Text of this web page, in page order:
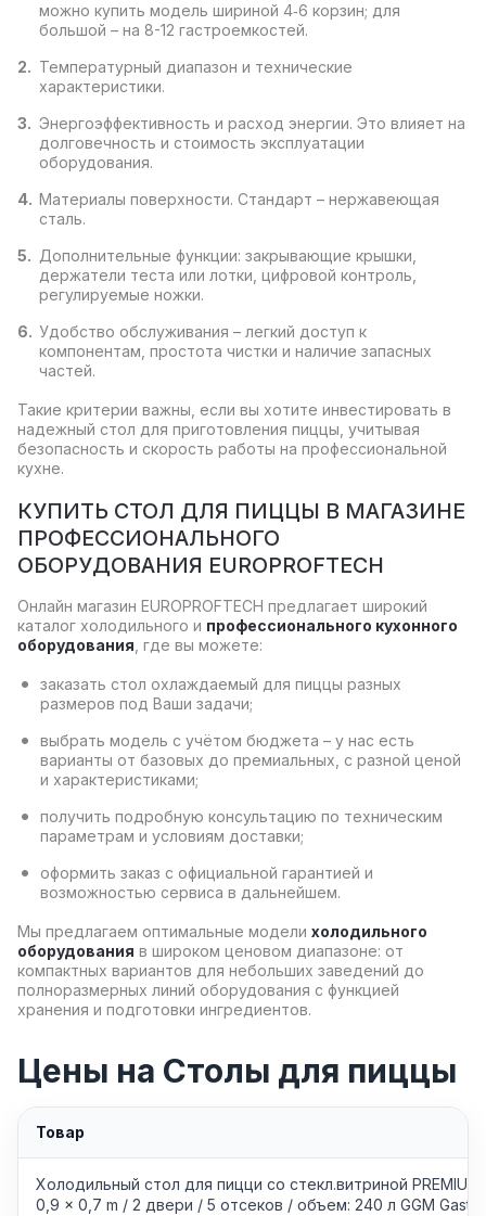
можно купить модель шириной 4‑6 корзин; для
большой – на 8-12 гастроемкостей.
Температурный диапазон и технические
характеристики.
Энергоэффективность и расход энергии. Это влияет на
долговечность и стоимость эксплуатации
оборудования.
Материалы поверхности. Стандарт – нержавеющая
сталь.
Дополнительные функции: закрывающие крышки,
держатели теста или лотки, цифровой контроль,
регулируемые ножки.
Удобство обслуживания – легкий доступ к
компонентам, простота чистки и наличие запасных
частей.
Такие критерии важны, если вы хотите инвестировать в
надежный стол для приготовления пиццы, учитывая
безопасность и скорость работы на профессиональной
кухне.
КУПИТЬ СТОЛ ДЛЯ ПИЦЦЫ В МАГАЗИНЕ
ПРОФЕССИОНАЛЬНОГО
ОБОРУДОВАНИЯ EUROPROFTECH
Онлайн магазин EUROPROFTECH предлагает широкий
каталог холодильного и профессионального кухонного
оборудования , где вы можете:
заказать стол охлаждаемый для пиццы разных
размеров под Ваши задачи;
выбрать модель с учётом бюджета – у нас есть
варианты от базовых до премиальных, с разной ценой
и характеристиками;
получить подробную консультацию по техническим
параметрам и условиям доставки;
оформить заказ с официальной гарантией и
возможностью сервиса в дальнейшем.
Мы предлагаем оптимальные модели холодильного
оборудования в широком ценовом диапазоне: от
компактных вариантов для небольших заведений до
полноразмерных линий оборудования с функцией
хранения и подготовки ингредиентов.
Цены на Столы для пиццы
Товар
Холодильный стол для пицци со стекл.витриной PREMIUM
0,9 x 0,7 m / 2 двери / 5 отсеков / объем: 240 л GGM Gastro